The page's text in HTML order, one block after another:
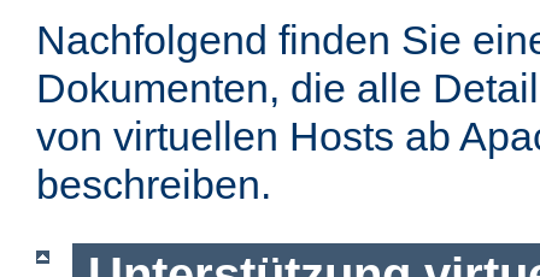
Nachfolgend finden Sie
Dokumenten, die alle
von virtuellen Hosts ab
beschreiben.